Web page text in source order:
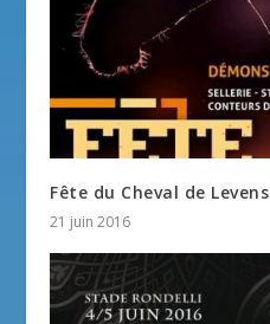
Fête du Cheval de Levens
21 juin 2016